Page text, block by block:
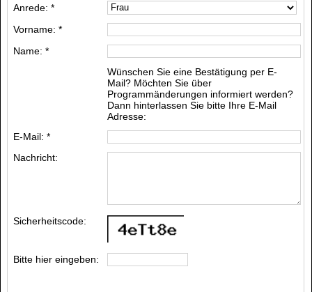
Anrede: *
Vorname: *
Name: *
Wünschen Sie eine Bestätigung per E-
Mail? Möchten Sie über
Programmänderungen informiert werden?
Dann hinterlassen Sie bitte Ihre E-Mail
Adresse:
E-Mail: *
Nachricht:
Sicherheitscode:
Bitte hier eingeben: